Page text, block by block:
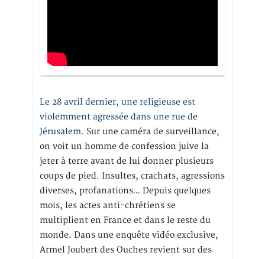
Le 28 avril dernier, une religieuse est
violemment agressée dans une rue de
Jérusalem. Sur une caméra de surveillance,
on voit un homme de confession juive la
jeter à terre avant de lui donner plusieurs
coups de pied. Insultes, crachats, agressions
diverses, profanations… Depuis quelques
mois, les actes anti-chrétiens se
multiplient en France et dans le reste du
monde. Dans une enquête vidéo exclusive,
Armel Joubert des Ouches revient sur des